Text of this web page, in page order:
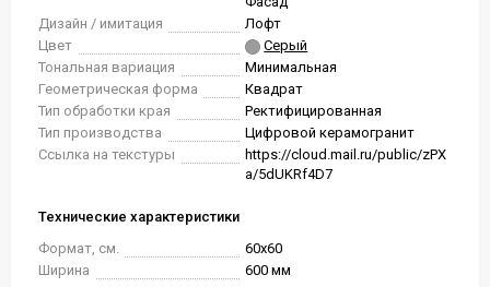
Дизайн / имитация
Лофт
Цвет
Серый
Тональная вариация
Минимальная
Геометрическая форма
Квадрат
Тип обработки края
Ректифицированная
Тип производства
Цифровой керамогранит
Ссылка на текстуры
https://cloud.mail.ru/public/zPX
a/5dUKRf4D7
Технические характеристики
Формат, см.
60x60
Ширина
600 мм